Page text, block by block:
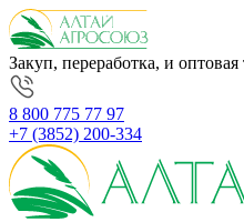
Закуп, переработка, и
8 800 775 77 97
+7 (3852) 200-334